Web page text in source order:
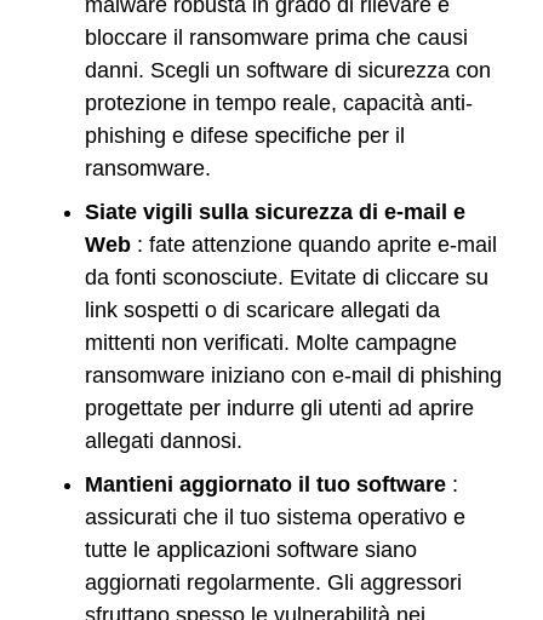
bloccare il ransomware prima che causi
danni. Scegli un software di sicurezza con
protezione in tempo reale, capacità anti-
phishing e difese specifiche per il
ransomware.
Siate vigili sulla sicurezza di e-mail e
Web : fate attenzione quando aprite e-mail
da fonti sconosciute. Evitate di cliccare su
link sospetti o di scaricare allegati da
mittenti non verificati. Molte campagne
ransomware iniziano con e-mail di phishing
progettate per indurre gli utenti ad aprire
allegati dannosi.
Mantieni aggiornato il tuo software :
assicurati che il tuo sistema operativo e
tutte le applicazioni software siano
aggiornati regolarmente. Gli aggressori
sfruttano spesso le vulnerabilità nei